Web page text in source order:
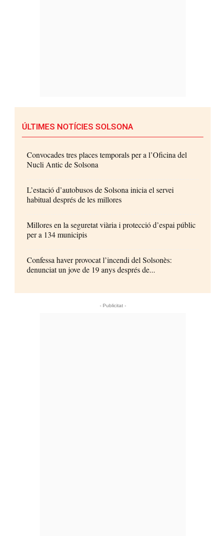
ÚLTIMES NOTÍCIES SOLSONA
Convocades tres places temporals per a l’Oficina del
Nucli Antic de Solsona
L’estació d’autobusos de Solsona inicia el servei
habitual després de les millores
Millores en la seguretat viària i protecció d’espai públic
per a 134 municipis
Confessa haver provocat l’incendi del Solsonès:
denunciat un jove de 19 anys després de...
- Publicitat -